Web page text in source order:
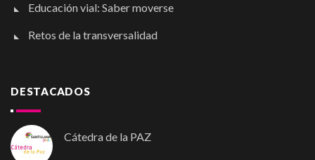
Educación vial: Saber moverse
Retos de la transversalidad
DESTACADOS
Cátedra de la PAZ